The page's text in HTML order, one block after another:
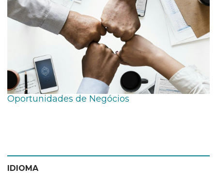
Oportunidades de Negócios
IDIOMA